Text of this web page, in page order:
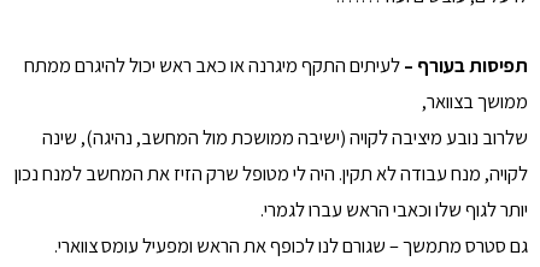
תפיסות בעורף –לעיתים התקף מיגרנה או כאב ראש יכול להיגרם ממתח
ממושך בצוואר,
שלרוב נובע מיציבה לקויה (ישיבה ממושכת מול המחשב, נהיגה), שינה
לקויה, מנח עבודה לא תקין. היה לי מטופל שרק הזיז את המחשב למנח נכון
יותר לגוף שלו וכאבי הראש עברו לגמרי.
גם סטרס מתמשך – שגורם לנו לכופף את הראש ומפעיל עומס צווארי.